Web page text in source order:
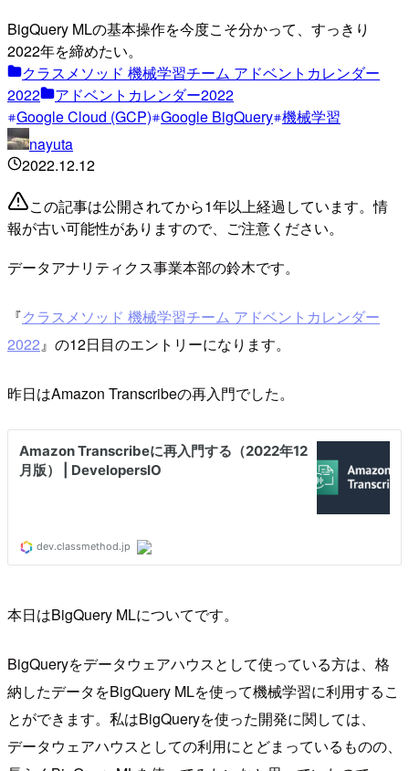
BigQuery MLの基本操作を今度こそ分かって、すっきり
2022年を締めたい。
クラスメソッド 機械学習チーム アドベントカレンダー
2022
アドベントカレンダー2022
Google Cloud (GCP) Google BigQuery 機械学習
nayuta
2022.12.12
この記事は公開されてから1年以上経過しています。情
報が古い可能性がありますので、ご注意ください。
データアナリティクス事業本部の鈴木です。
『クラスメソッド 機械学習チーム アドベントカレンダー
2022 』の12日目のエントリーになります。
昨日はAmazon Transcribeの再入門でした。
本日はBigQuery MLについてです。
BigQueryをデータウェアハウスとして使っている方は、格
納したデータをBigQuery MLを使って機械学習に利用するこ
とができます。私はBigQueryを使った開発に関しては、
データウェアハウスとしての利用にとどまっているものの、